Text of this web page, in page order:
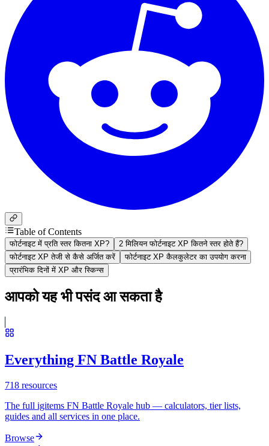
Table of Contents
फोर्टनाइट में प्रति स्तर कितना XP?
2 मिलियन फोर्टनाइट XP कितने स्तर होते हैं?
फोर्टनाइट XP तेजी से कैसे अर्जित करें
फोर्टनाइट XP कैलकुलेटर का उपयोग करना
प्रारंभिक दिनों में XP और स्किन्स
आपको यह भी पसंद आ सकता है
Everything FN Battle Royale
718 resources
The full igitems FN Battle Royale hub — calculators, tier lists,
guides and all services in one place.
Browse